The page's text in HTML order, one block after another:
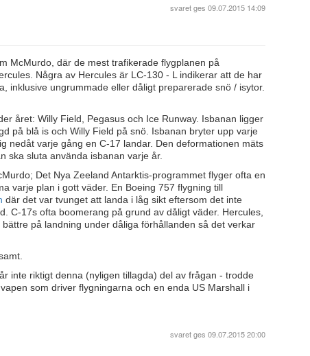
svaret ges 09.07.2015 14:09
McMurdo, där de mest trafikerade flygplanen på
Några av Hercules är LC-130 - L indikerar att de har
inklusive ungrummade eller dåligt preparerade snö / isytor.
året: Willy Field, Pegasus och Ice Runway. Isbanan ligger
på blå is och Willy Field på snö. Isbanan bryter upp varje
nedåt varje gång en C-17 landar. Den deformationen mäts
ska sluta använda isbanan varje år.
Det Nya Zeeland Antarktis-programmet flyger ofta en
varje plan i gott väder. En Boeing 757 flygning till
där det var tvunget att landa i låg sikt eftersom det inte
C-17s ofta boomerang på grund av dåligt väder. Hercules,
på landning under dåliga förhållanden så det verkar
inte riktigt denna (nyligen tillagda) del av frågan - trodde
som driver flygningarna och en enda US Marshall i
svaret ges 09.07.2015 20:00